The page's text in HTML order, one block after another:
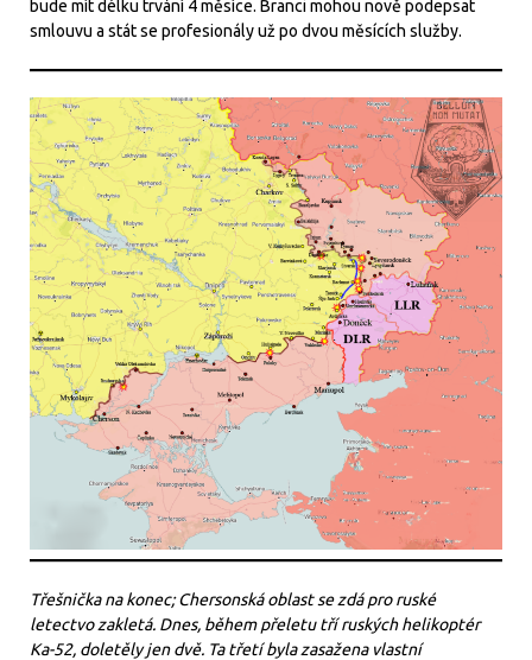
bude mít délku trvání 4 měsíce. Branci mohou nově podepsat
smlouvu a stát se profesionály už po dvou měsících služby.
Třešnička na konec; Chersonská oblast se zdá pro ruské
letectvo zakletá. Dnes, během přeletu tří ruských helikoptér
Ka-52, doletěly jen dvě. Ta třetí byla zasažena vlastní